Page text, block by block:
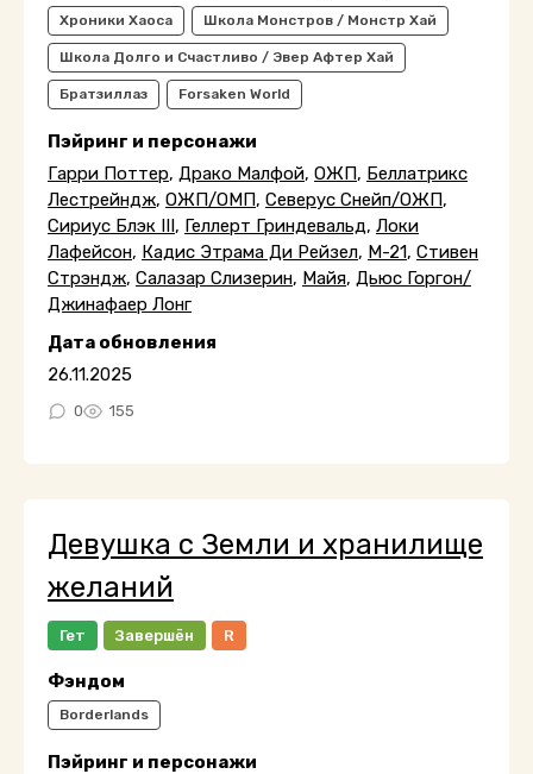
Хроники Хаоса Школа Монстров / Монстр Хай
Школа Долго и Счастливо / Эвер Афтер Хай
Братзиллаз Forsaken World
Пэйринг и персонажи
Гарри Поттер, Драко Малфой, ОЖП, Беллатрикс
Лестрейндж, ОЖП/ОМП, Северус Снейп/ОЖП,
Сириус Блэк III, Геллерт Гриндевальд, Локи
Лафейсон, Кадис Этрама Ди Рейзел, М-21, Стивен
Стрэндж, Салазар Слизерин, Майя, Дьюс Горгон/
Джинафаер Лонг
Дата обновления
26.11.2025
0 155
Девушка с Земли и хранилище
желаний
Гет Завершён R
Фэндом
Borderlands
Пэйринг и персонажи